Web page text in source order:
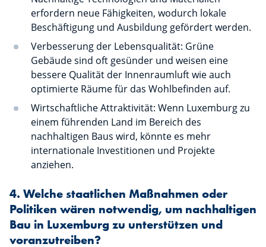
erfordern neue Fähigkeiten, wodurch lokale
Beschäftigung und Ausbildung gefördert werden.
Verbesserung der Lebensqualität: Grüne
Gebäude sind oft gesünder und weisen eine
bessere Qualität der Innenraumluft wie auch
optimierte Räume für das Wohlbefinden auf.
Wirtschaftliche Attraktivität: Wenn Luxemburg zu
einem führenden Land im Bereich des
nachhaltigen Baus wird, könnte es mehr
internationale Investitionen und Projekte
anziehen.
4. Welche staatlichen Maßnahmen oder
Politiken wären notwendig, um nachhaltigen
Bau in Luxemburg zu unterstützen und
voranzutreiben?